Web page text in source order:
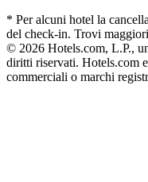
* Per alcuni hotel la
del check-in. Trovi
© 2026 Hotels.com, L.P.,
diritti riservati. Hotels.com
commerciali o marchi